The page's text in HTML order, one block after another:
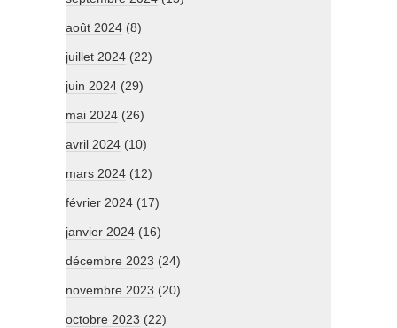
août 2024 (8)
juillet 2024 (22)
juin 2024 (29)
mai 2024 (26)
avril 2024 (10)
mars 2024 (12)
février 2024 (17)
janvier 2024 (16)
décembre 2023 (24)
novembre 2023 (20)
octobre 2023 (22)